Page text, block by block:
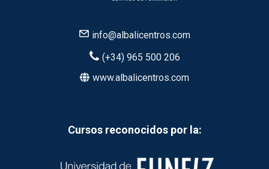
info@albalicentros.com
(+34) 965 500 206
www.albalicentros.com
Cursos reconocidos por la: